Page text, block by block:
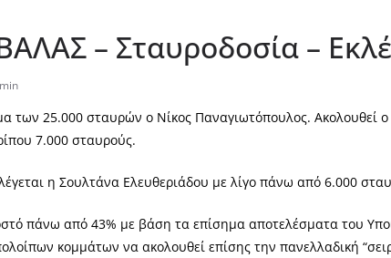
– Σταυροδοσία –
των 25.000 σταυρών ο Νίκος Παναγιωτόπουλος. Ακολουθεί
7.000 σταυρούς.
η Σουλτάνα Ελευθεριάδου με λίγο πάνω από 6.000
πάνω από 43% με βάση τα επίσημα αποτελέσματα του
κομμάτων να ακολουθεί επίσης την πανελλαδική